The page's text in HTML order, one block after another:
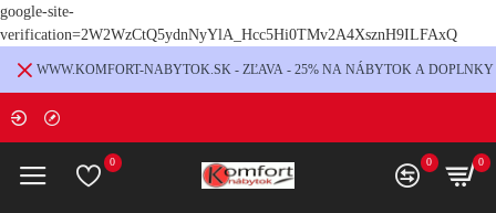
google-site-
verification=2W2WzCtQ5ydnNyYlA_Hcc5Hi0TMv2A4XsznH9ILFAxQ
WWW.KOMFORT-NABYTOK.SK - ZĽAVA - 25% NA NÁBYTOK A DOPLNKY
0 0 0